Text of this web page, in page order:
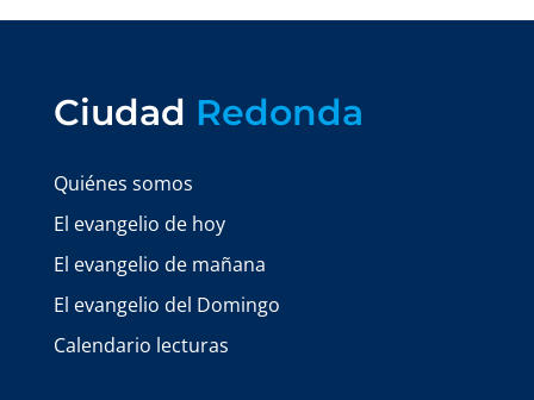
Ciudad Redonda
Quiénes somos
El evangelio de hoy
El evangelio de mañana
El evangelio del Domingo
Calendario lecturas